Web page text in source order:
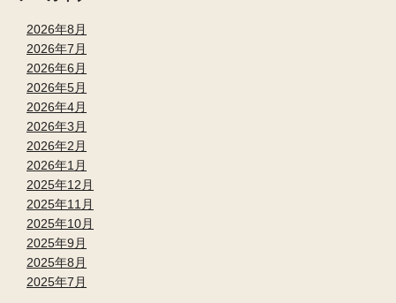
2026年8月
2026年7月
2026年6月
2026年5月
2026年4月
2026年3月
2026年2月
2026年1月
2025年12月
2025年11月
2025年10月
2025年9月
2025年8月
2025年7月